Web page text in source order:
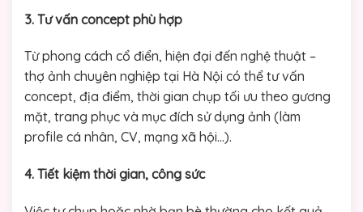
3. Tư vấn concept phù hợp
Từ phong cách cổ điển, hiện đại đến nghệ thuật –
thợ ảnh chuyên nghiệp tại Hà Nội có thể tư vấn
concept, địa điểm, thời gian chụp tối ưu theo gương
mặt, trang phục và mục đích sử dụng ảnh (làm
profile cá nhân, CV, mạng xã hội…).
4. Tiết kiệm thời gian, công sức